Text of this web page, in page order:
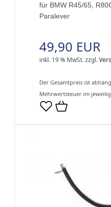
für BMW R45/65,
Paralever
49,90 EUR
inkl. 19 % MwSt.zzgl.
Der Gesamtpreis ist
Mehrwertsteuer im